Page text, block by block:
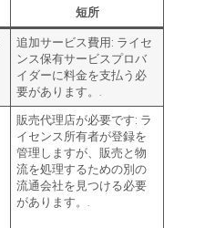
短所
追加サービス費用: ライセ
ンス保有サービスプロバ
イダーに料金を支払う必
要があります。.
販売代理店が必要です: ラ
イセンス所有者が登録を
管理しますが、販売と物
流を処理するための別の
流通会社を見つける必要
があります。.